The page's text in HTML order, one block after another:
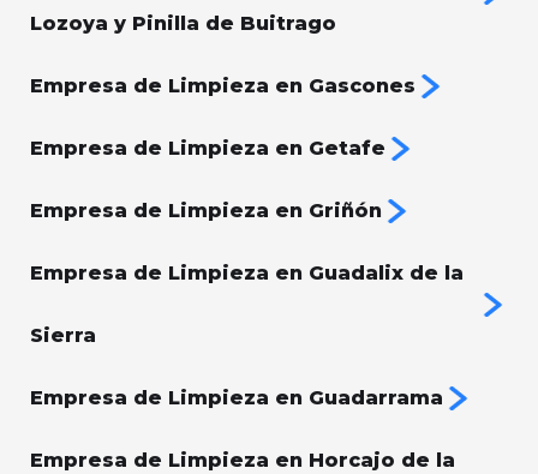
Lozoya y Pinilla de Buitrago
Empresa de Limpieza en Gascones
Empresa de Limpieza en Getafe
Empresa de Limpieza en Griñón
Empresa de Limpieza en Guadalix de la
Sierra
Empresa de Limpieza en Guadarrama
Empresa de Limpieza en Horcajo de la